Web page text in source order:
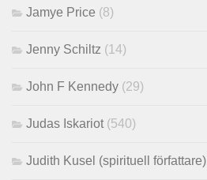
Jamye Price (8)
Jenny Schiltz (14)
John F Kennedy (29)
Judas Iskariot (540)
Judith Kusel (spirituell författare)